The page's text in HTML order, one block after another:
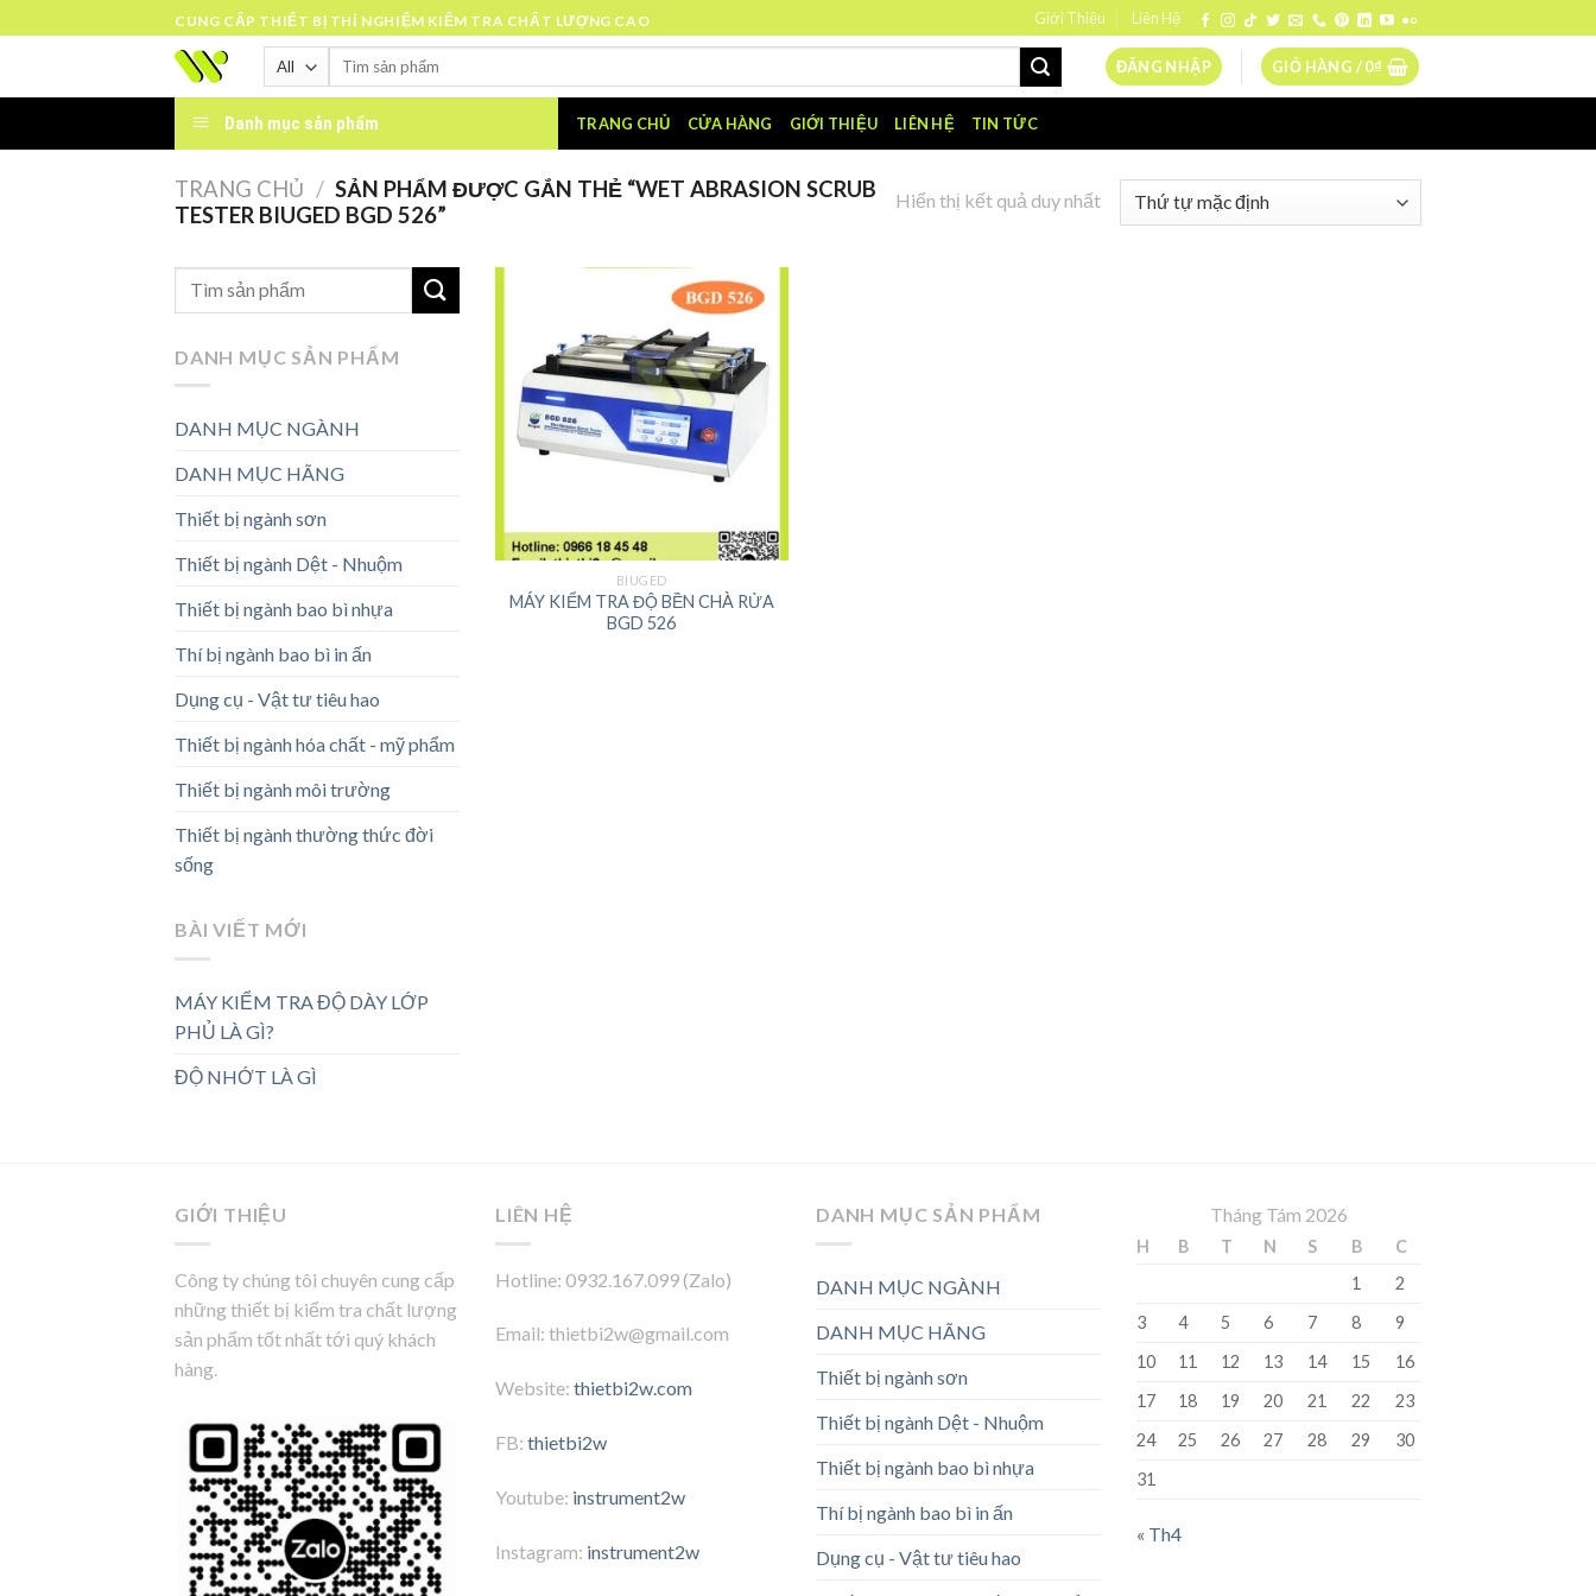
to
CUNG CẤP THIẾT BỊ THÍ NGHIỆM KIỂM TRA CHẤT LƯỢNG CAO Giới Thiệu Liên Hệ
Tìm
ĐĂNG NHẬP GIỎ HÀNG /0₫
Danh mục sản phẩm TRANG CHỦ CỬA HÀNG GIỚI THIỆU LIÊN HỆ TIN TỨC
TRANG CHỦ / SẢN PHẨM ĐƯỢC GẮN THẺ “WET ABRASION SCRUB
TESTER BIUGED BGD 526”
Hiển thị kết quả duy nhất
DANH MỤC SẢN PHẨM
DANH MỤC NGÀNH
DANH MỤC HÃNG
Thiết bị ngành sơn
Thiết bị ngành Dệt - Nhuộm
Thiết bị ngành bao bì nhựa
Thí bị ngành bao bì in ấn
Dụng cụ - Vật tư tiêu hao
Thiết bị ngành hóa chất - mỹ phẩm
Thiết bị ngành môi trường
Thiết bị ngành thường thức đời
sống
BÀI VIẾT MỚI
MÁY KIỂM TRA ĐỘ DÀY LỚP
PHỦ LÀ GÌ?
ĐỘ NHỚT LÀ GÌ
BIUGED
MÁY KIỂM TRA ĐỘ BỀN CHÀ RỬA
BGD 526
GIỚI THIỆU
Công ty chúng tôi chuyên cung cấp
những thiết bị kiểm tra chất lượng
sản phẩm tốt nhất tới quý khách
hàng.
LIÊN HỆ
Hotline: 0932.167.099 (Zalo)
Email: thietbi2w@gmail.com
Website: thietbi2w.com
FB: thietbi2w
Youtube: instrument2w
Instagram: instrument2w
DANH MỤC SẢN PHẨM
DANH MỤC NGÀNH
DANH MỤC HÃNG
Thiết bị ngành sơn
Thiết bị ngành Dệt - Nhuộm
Thiết bị ngành bao bì nhựa
Thí bị ngành bao bì in ấn
Dụng cụ - Vật tư tiêu hao
Tháng Tám 2026
H B T N S B
C
1
2
3
4 5 6 7 8
9
10
11 12 13 14 15
16
17
18 19 20 21 22
23
24
25 26 27 28 29
30
31
« Th4